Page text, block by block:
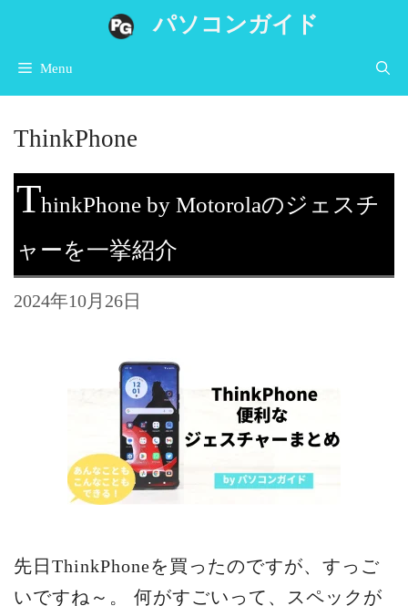
ツ
へ
プ
パソコンガイド
Menu
ThinkPhone
ThinkPhone by Motorolaのジェスチ
ャーを一挙紹介
2024年10月26日
先日ThinkPhoneを買ったのですが、すっご
いですね～。 何がすごいって、スペックが